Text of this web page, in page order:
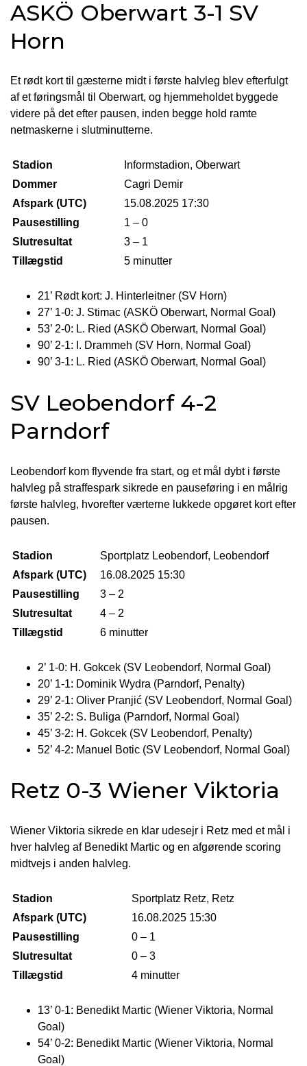
ASKÖ Oberwart 3-1 SV
Horn
Et rødt kort til gæsterne midt i første halvleg blev efterfulgt
af et føringsmål til Oberwart, og hjemmeholdet byggede
videre på det efter pausen, inden begge hold ramte
netmaskerne i slutminutterne.
Stadion
Informstadion, Oberwart
Dommer
Cagri Demir
Afspark (UTC)
15.08.2025 17:30
Pausestilling
1 – 0
Slutresultat
3 – 1
Tillægstid
5 minutter
21’ Rødt kort: J. Hinterleitner (SV Horn)
27’ 1-0: J. Stimac (ASKÖ Oberwart, Normal Goal)
53’ 2-0: L. Ried (ASKÖ Oberwart, Normal Goal)
90’ 2-1: I. Drammeh (SV Horn, Normal Goal)
90’ 3-1: L. Ried (ASKÖ Oberwart, Normal Goal)
SV Leobendorf 4-2
Parndorf
Leobendorf kom flyvende fra start, og et mål dybt i første
halvleg på straffespark sikrede en pauseføring i en målrig
første halvleg, hvorefter værterne lukkede opgøret kort efter
pausen.
Stadion
Sportplatz Leobendorf, Leobendorf
Afspark (UTC)
16.08.2025 15:30
Pausestilling
3 – 2
Slutresultat
4 – 2
Tillægstid
6 minutter
2’ 1-0: H. Gokcek (SV Leobendorf, Normal Goal)
20’ 1-1: Dominik Wydra (Parndorf, Penalty)
29’ 2-1: Oliver Pranjić (SV Leobendorf, Normal Goal)
35’ 2-2: S. Buliga (Parndorf, Normal Goal)
45’ 3-2: H. Gokcek (SV Leobendorf, Penalty)
52’ 4-2: Manuel Botic (SV Leobendorf, Normal Goal)
Retz 0-3 Wiener Viktoria
Wiener Viktoria sikrede en klar udesejr i Retz med et mål i
hver halvleg af Benedikt Martic og en afgørende scoring
midtvejs i anden halvleg.
Stadion
Sportplatz Retz, Retz
Afspark (UTC)
16.08.2025 15:30
Pausestilling
0 – 1
Slutresultat
0 – 3
Tillægstid
4 minutter
13’ 0-1: Benedikt Martic (Wiener Viktoria, Normal
Goal)
54’ 0-2: Benedikt Martic (Wiener Viktoria, Normal
Goal)